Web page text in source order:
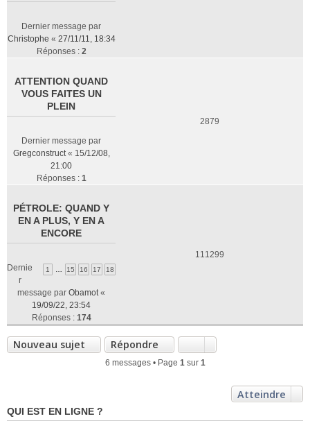
Dernier message par
Christophe « 27/11/11, 18:34
Réponses : 2
ATTENTION QUAND
VOUS FAITES UN
PLEIN
Dernier message par
Gregconstruct« 15/12/08,
21:00
Réponses : 1
2879
PÉTROLE: QUAND Y
EN A PLUS, Y EN A
ENCORE
1 15 16 17 18
Dernie
r
message par Obamot«
19/09/22, 23:54
Réponses : 174
111299
Nouveau sujet Répondre
6 messages • Page 1sur 1
Atteindre
QUI EST EN LIGNE ?